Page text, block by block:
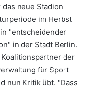
neue Stadion,
im Herbst
"entscheidender
in der Stadt Berlin.
der
für Sport
nun Kritik übt. "Dass